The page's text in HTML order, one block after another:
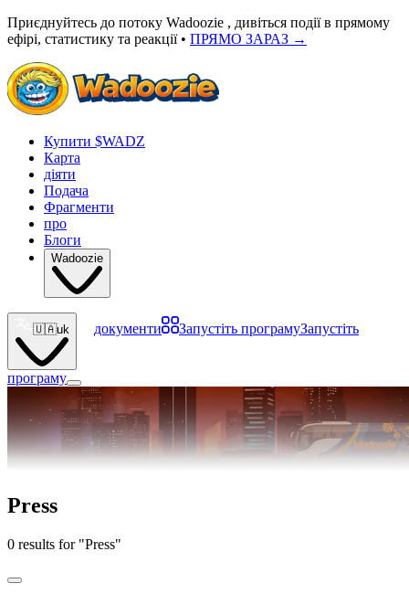
Приєднуйтесь до потоку Wadoozie , дивіться події в прямому
ефірі, статистику та реакції • ПРЯМО ЗАРАЗ →
Купити $WADZ
Карта
діяти
Подача
Фрагменти
про
Блоги
Wadoozie
🇺🇦uk документи Запустіть програмуЗапустіть
програму
Press
0 results for "Press"